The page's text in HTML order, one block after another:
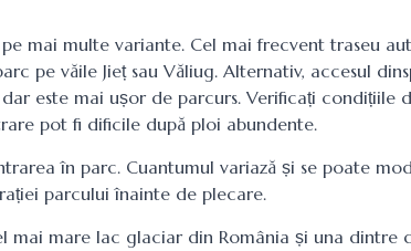
mai multe variante. Cel mai frecvent traseu
pe văile Jieț sau Văliug. Alternativ, accesul
este mai ușor de parcurs. Verificați
pot fi dificile după ploi abundente.
în parc. Cuantumul variază și se poate
parcului înainte de plecare.
mai mare lac glaciar din România și una dintre